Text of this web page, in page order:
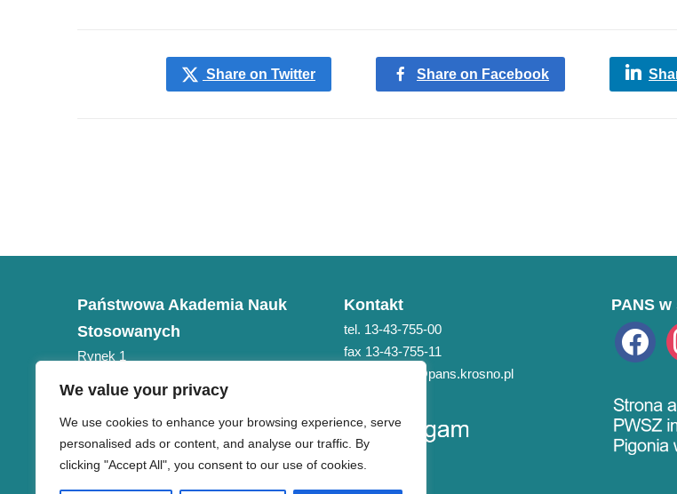
We value your privacy
We use cookies to enhance your browsing experience, serve
personalised ads or content, and analyse our traffic. By
clicking "Accept All", you consent to our use of cookies.
Share on Twitter Share on Facebook
Państwowa Akademia Nauk
Stosowanych
Rynek 1
NIP 684-21-75-051
Kontakt
tel. 13-43-755-00
fax 13-43-755-11
e-mail: pans@pans.krosno.pl
PANS
facebook